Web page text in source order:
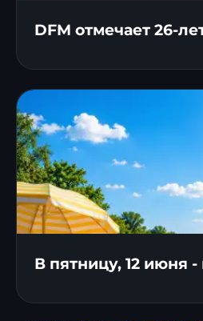
DFM отмечает 26-
В пятницу, 12 июня